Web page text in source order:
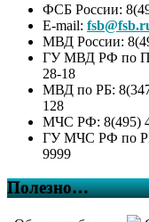
ФСБ России:
E-mail:
МВД России:
ГУ МВД РФ по
28-18
МВД по РБ:
128
МЧС РФ: 8(495)
ГУ МЧС РФ по
9999
Полезно…